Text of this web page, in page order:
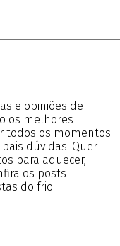
e opiniões de
os melhores
todos os momentos
dúvidas. Quer
para aquecer,
os posts
do frio!